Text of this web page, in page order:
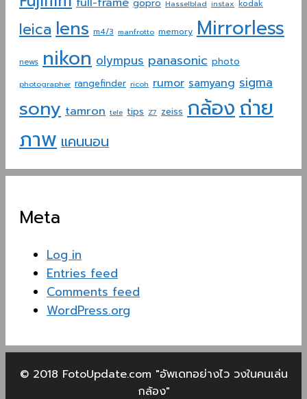
gopro Hasselblad instax kodak
leica lens m4/3 manfrotto memory Mirrorless
news nikon olympus panasonic photo
photographer rangefinder ricoh rumor samyang sigma
sony tamron tele tips Z7 zeiss กล้องถ่าย
ภาพ แคนนอน
Meta
Log in
Entries feed
Comments feed
WordPress.org
© 2018 FotoUpdate.com "อัพเดทอย่างไว วงในคนเล่น
กล้อง"